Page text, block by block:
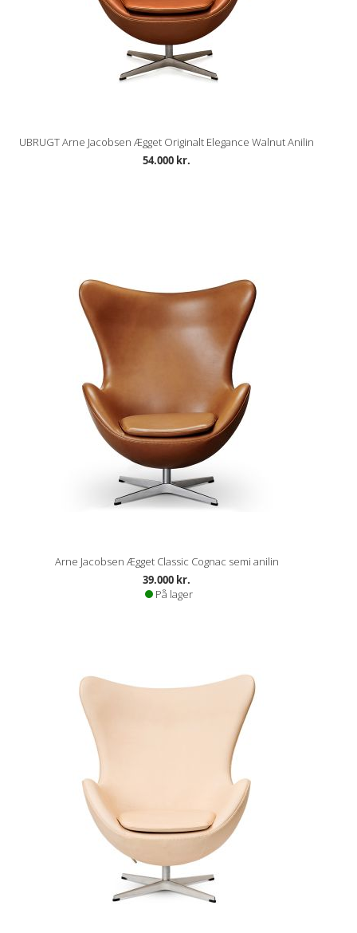
UBRUGT Arne Jacobsen Ægget Originalt Elegance Walnut Anilin
54.000 kr.
Arne Jacobsen Ægget Classic Cognac semi anilin
39.000 kr.
På lager